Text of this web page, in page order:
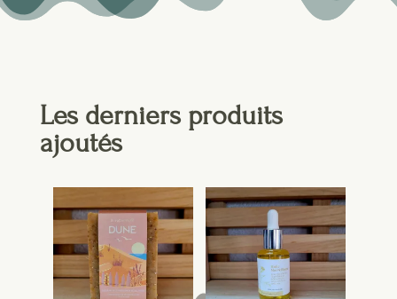
Les derniers produits
ajoutés